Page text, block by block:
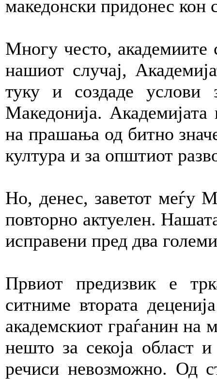
македонски придонес кон
Многу често, академиите
нашиот случај,
туку и создаде услови
Македонија.
на прашања од битно
култура и за општиот
Но, денес, заветот меѓу
повторно актуелен.
исправени пред два
Првиот предизвик е
ситниме втората
академскиот граѓанин на
нешто за секоја област
речиси невозможно. Од